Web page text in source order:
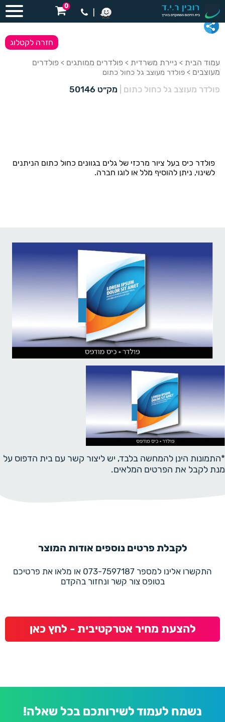
0
עמוד הבית > ניירת משרדית > פולדרים ממותגים > פולדרים
מעוצבים > פולדר מעוצב גל כחול כתום
פולדר מעוצב גל כחול כתום מק״ט 50146
חזרה לקטלוג
פולדר כיס בעל ציור מרכזי של גלים בגוונים כחול כתום הניתנים
לשינוי, ניתן להוסיף מלל או לוגו חברה.
*התמונות הינן להמחשה בלבד, יש ליצור קשר עם בית הדפוס על
מנת לקבל את הפרטים המלאים.
לקבלת פרטים נוספים אודות המוצר
התקשרו אלינו למספר 073-7597187 או מלאו את פרטיכם
בטופס צור קשר ונחזור בהקדם
להצעת מחיר אטרקטיבית - לחץ כאן
נשמח לעמוד לשירותכם בכל שאלה!